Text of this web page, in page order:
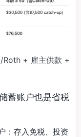
Roth + 雇主供款 +
蓄账户也是省税
：存入免税、投资